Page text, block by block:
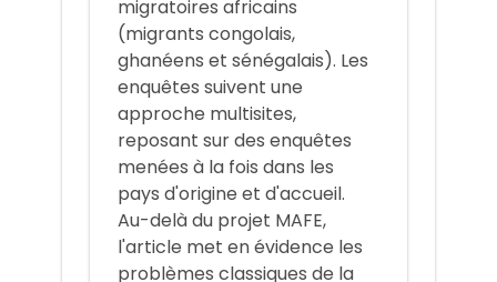
migratoires africains
(migrants congolais,
ghanéens et sénégalais). Les
enquêtes suivent une
approche multisites,
reposant sur des enquêtes
menées à la fois dans les
pays d'origine et d'accueil.
Au-delà du projet MAFE,
l'article met en évidence les
problèmes classiques de la